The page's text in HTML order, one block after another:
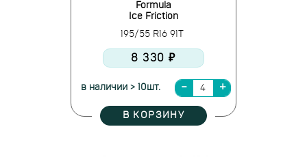
Formula
Ice Friction
195/55 R16 91T
8 330 ₽
в наличии > 10шт.
В КОРЗИНУ